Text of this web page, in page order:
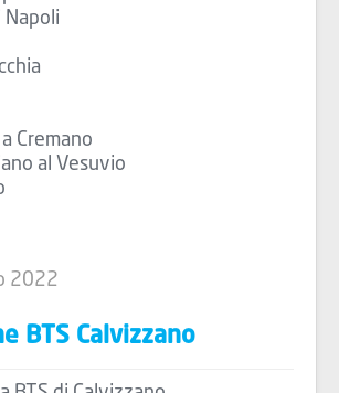
Napoli
Cremano
al Vesuvio
2022
BTS Calvizzano